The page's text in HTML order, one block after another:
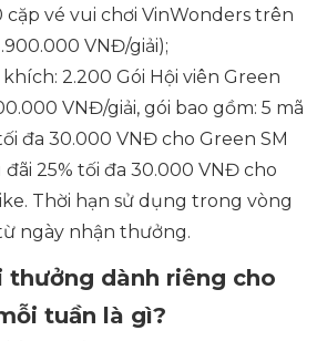
cặp vé vui chơi VinWonders trên
VNĐ/giải);
2.200 Gói Hội viên Green
VNĐ/giải, gói bao gồm: 5 mã
đa 30.000 VNĐ cho Green SM
đãi 25% tối đa 30.000 VNĐ cho
Thời hạn sử dụng trong vòng
ngày nhận thưởng.
thưởng dành riêng cho
tuần là gì?